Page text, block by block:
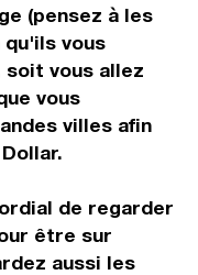
(pensez à les
qu'ils vous
soit vous allez
vous
villes afin
de regarder
être sur
aussi les